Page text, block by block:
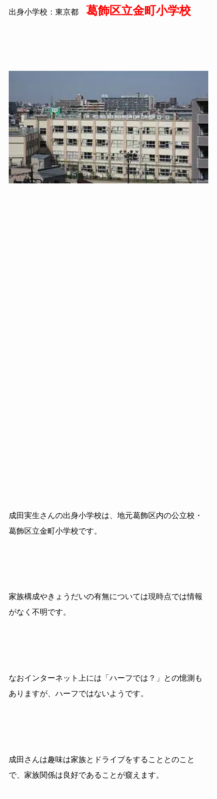
出身小学校：東京都 葛飾区立金町小学校
成田実生さんの出身小学校は、地元葛飾区内の公立校・
葛飾区立金町小学校です。
家族構成やきょうだいの有無については現時点では情報
がなく不明です。
なおインターネット上には「ハーフでは？」との憶測も
ありますが、ハーフではないようです。
成田さんは趣味は家族とドライブをすることとのこと
で、家族関係は良好であることが窺えます。